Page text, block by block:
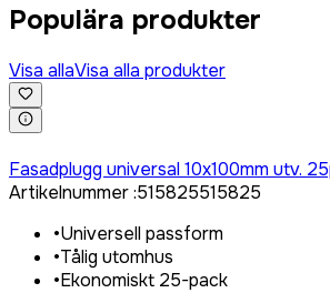
Populära produkter
Visa allaVisa alla produkter
Fasadplugg universal 10x100mm utv.
Artikelnummer:515825515825
•Universell passform
•Tålig utomhus
•Ekonomiskt 25-pack